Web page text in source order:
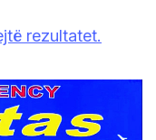
rezultatet.